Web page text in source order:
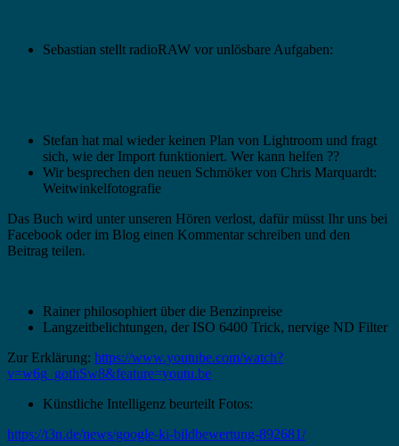
Sebastian stellt radioRAW vor unlösbare Aufgaben:
Stefan hat mal wieder keinen Plan von Lightroom und fragt
sich, wie der Import funktioniert. Wer kann helfen ??
Wir besprechen den neuen Schmöker von Chris Marquardt:
Weitwinkelfotografie
Das Buch wird unter unseren Hören verlost, dafür müsst Ihr uns bei
Facebook oder im Blog einen Kommentar schreiben und den
Beitrag teilen.
Rainer philosophiert über die Benzinpreise
Langzeitbelichtungen, der ISO 6400 Trick, nervige ND Filter
Zur Erklärung: https://www.youtube.com/watch?
v=w6g_gothSw8&feature=youtu.be
Künstliche Intelligenz beurteilt Fotos:
https://t3n.de/news/google-ki-bildbewertung-892681/